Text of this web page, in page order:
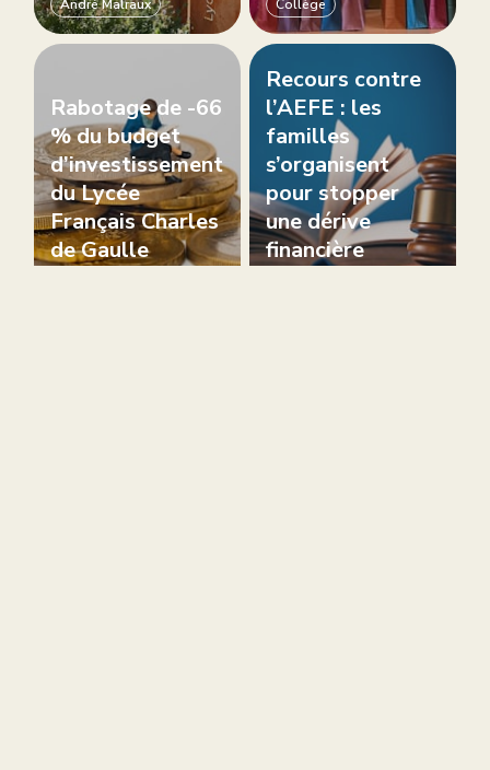
André Malraux Collège
Rabotage de -66
% du budget
d’investissement
du Lycée
Français Charles
de Gaulle
Recours contre
l’AEFE : les
familles
s’organisent
pour stopper
une dérive
financière